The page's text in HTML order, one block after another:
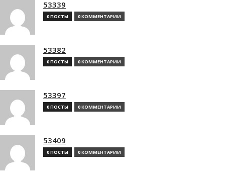
53339
0 ПОСТЫ 0 КОММЕНТАРИИ
53382
0 ПОСТЫ 0 КОММЕНТАРИИ
53397
0 ПОСТЫ 0 КОММЕНТАРИИ
53409
0 ПОСТЫ 0 КОММЕНТАРИИ